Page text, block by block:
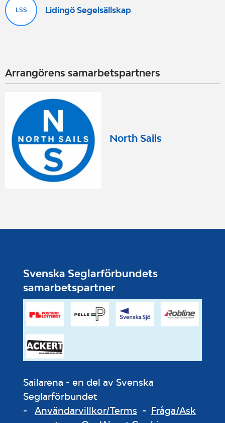
LSS Lidingö Segelsällskap
Arrangörens samarbetspartners
North Sails
Svenska Seglarförbundets
samarbetspartner
Sailarena - en del av Svenska
Seglarförbundet
- Användarvillkor/Terms - Fråga/Ask